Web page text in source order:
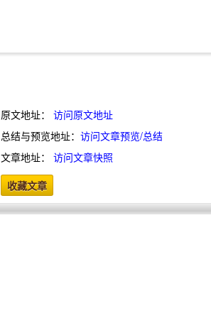
原文地址： 访问原文地址
总结与预览地址： 访问文章预览/总结
文章地址： 访问文章快照